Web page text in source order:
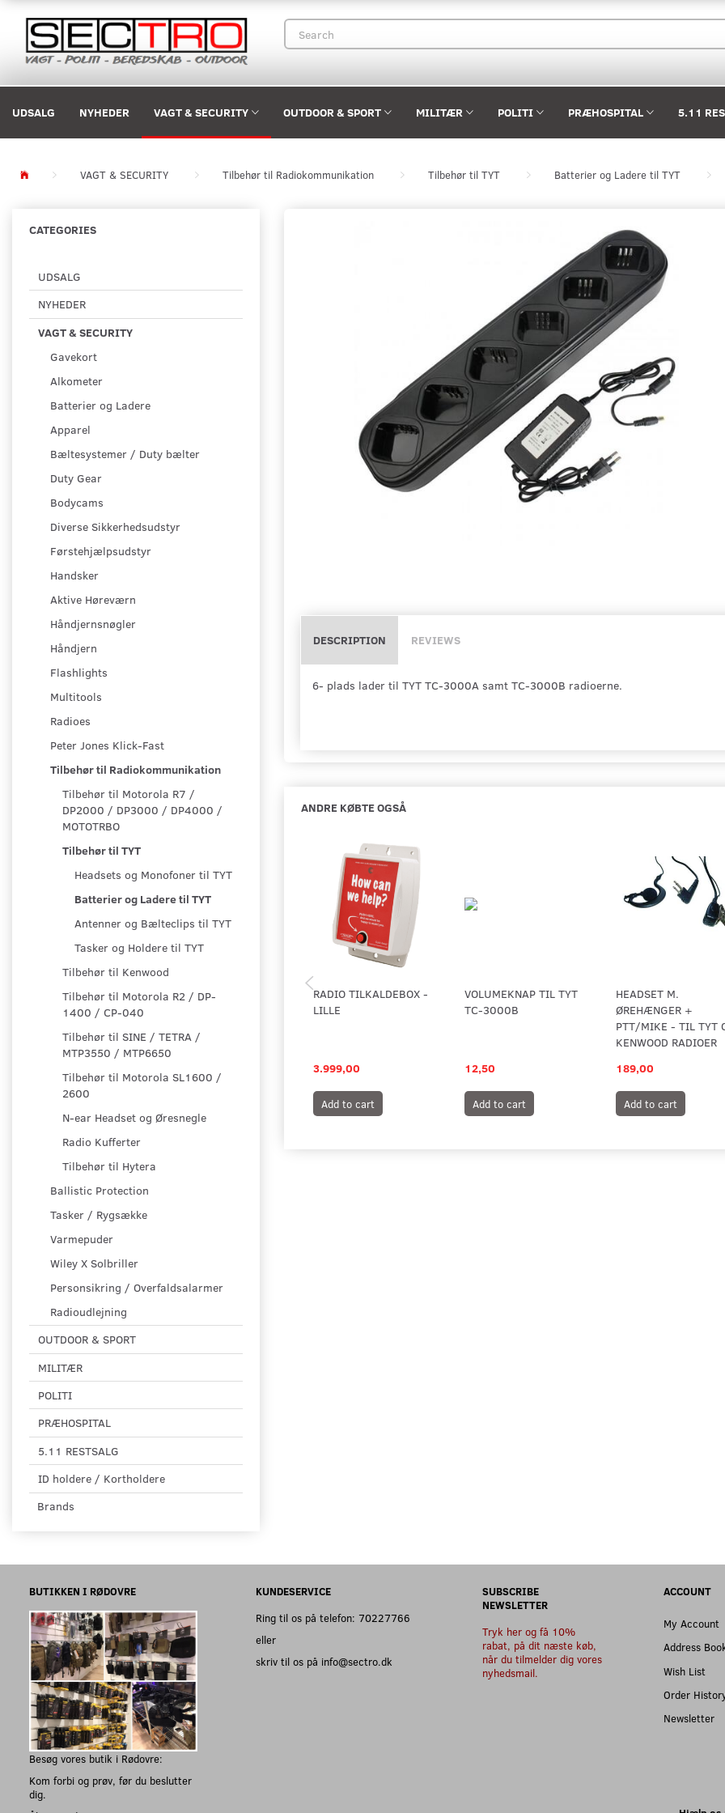
UDSALG NYHEDER VAGT & SECURITY OUTDOOR & SPORT MILITÆR POLITI PRÆHOSPITAL 5.11
VAGT & SECURITY Tilbehør til Radiokommunikation Tilbehør til TYT Batterier og Ladere til TYT
CATEGORIES
UDSALG
NYHEDER
VAGT & SECURITY
Gavekort
Alkometer
Batterier og Ladere
Apparel
Bæltesystemer / Duty bælter
Duty Gear
Bodycams
Diverse Sikkerhedsudstyr
Førstehjælpsudstyr
Handsker
Aktive Høreværn
Håndjernsnøgler
Håndjern
Flashlights
Multitools
Radioes
Peter Jones Klick-Fast
Tilbehør til Radiokommunikation
Tilbehør til Motorola R7 /
DP2000 / DP3000 / DP4000 /
MOTOTRBO
Tilbehør til TYT
Headsets og Monofoner til TYT
Batterier og Ladere til TYT
Antenner og Bælteclips til TYT
Tasker og Holdere til TYT
Tilbehør til Kenwood
Tilbehør til Motorola R2 / DP-
1400 / CP-040
Tilbehør til SINE / TETRA /
MTP3550 / MTP6650
Tilbehør til Motorola SL1600 /
2600
N-ear Headset og Øresnegle
Radio Kufferter
Tilbehør til Hytera
Ballistic Protection
Tasker / Rygsække
Varmepuder
Wiley X Solbriller
Personsikring / Overfaldsalarmer
Radioudlejning
OUTDOOR & SPORT
MILITÆR
POLITI
PRÆHOSPITAL
5.11 RESTSALG
ID holdere / Kortholdere
Brands
DESCRIPTION REVIEWS
6- plads lader til TYT TC-3000A samt TC-3000B radioerne.
ANDRE KØBTE OGSÅ
RADIO TILKALDEBOX -
LILLE
3.999,00
Add to cart
VOLUMEKNAP TIL TYT
TC-3000B
12,50
Add to cart
HEADSET M.
ØREHÆNGER +
PTT/MIKE - TIL TYT
KENWOOD RADIOER
189,00
Add to cart
BUTIKKEN I RØDOVRE
Besøg vores butik i Rødovre:
Kom forbi og prøv, før du beslutter
dig.
KUNDESERVICE
Ring til os på telefon: 70227766
eller
skriv til os på info@sectro.dk
SUBSCRIBE
NEWSLETTER
Tryk her og få 10%
rabat, på dit næste køb,
når du tilmelder dig vores
nyhedsmail.
ACCOUNT
My Account
Address
Wish List
Order
Newsletter